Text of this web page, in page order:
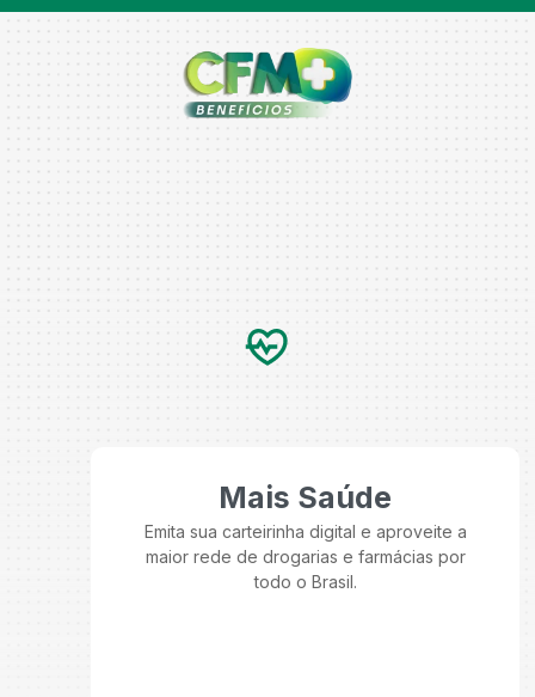
Mais Saúde
Emita sua carteirinha digital e aproveite a
maior rede de drogarias e farmácias por
todo o Brasil.